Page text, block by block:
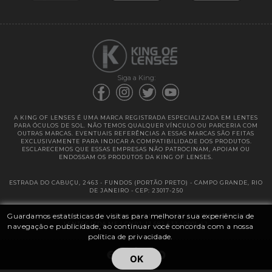
Guardamos estatísticas de visitas para melhorar sua experiência de
navegação e publicidade, ao continuar você concorda com a nossa
política de privacidade.
OK
Siga a King:
A KING OF LENSES É UMA MARCA REGISTRADA ESPECIALIZADA EM LENTES
PARA ÓCULOS DE SOL. NÃO TEMOS QUALQUER VÍNCULO OU PARCERIA COM
OUTRAS MARCAS. EVENTUAIS REFERÊNCIAS A ESSAS MARCAS SÃO FEITAS
EXCLUSIVAMENTE PARA INDICAR A COMPATIBILIDADE DOS PRODUTOS.
ESCLARECEMOS QUE ESSAS EMPRESAS NÃO PATROCINAM, APOIAM OU
ENDOSSAM OS PRODUTOS DA KING OF LENSES.
ESTRADA DO CABUÇU, 2463 - FUNDOS (PORTÃO PRETO) - CAMPO GRANDE, RIO
DE JANEIRO - CEP: 23017-250
@ 2025 | KING OF LENSES - KING OF IMPORTAÇÃO E DISTRIBUIÇÃO DE
LENTES LTDA ME | CNPJ: 13.682.533 / 0001-42